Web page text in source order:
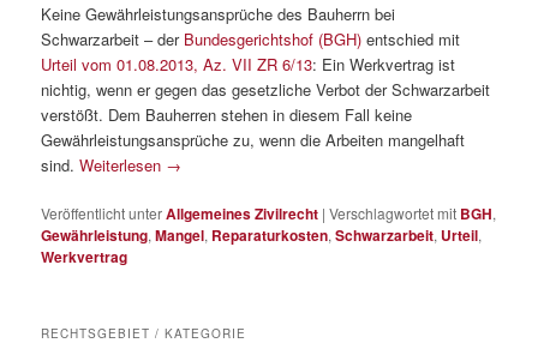
Keine Gewährleistungsansprüche des Bauherrn bei
Schwarzarbeit – der Bundesgerichtshof (BGH) entschied mit
Urteil vom 01.08.2013, Az. VII ZR 6/13: Ein Werkvertrag ist
nichtig, wenn er gegen das gesetzliche Verbot der Schwarzarbeit
verstößt. Dem Bauherren stehen in diesem Fall keine
Gewährleistungsansprüche zu, wenn die Arbeiten mangelhaft
sind.Weiterlesen →
Veröffentlicht unterAllgemeines Zivilrecht |Verschlagwortet mit BGH,
Gewährleistung,Mangel, Reparaturkosten,Schwarzarbeit, Urteil,
Werkvertrag
RECHTSGEBIET / KATEGORIE